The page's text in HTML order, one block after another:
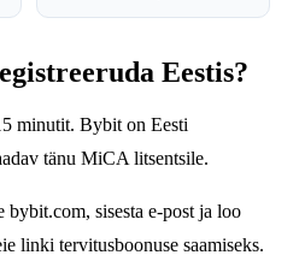
Eestis?
minutit. Bybit on Eesti
tänu MiCA litsentsile.
sisesta e-post ja loo
linki tervitusboonuse saamiseks.